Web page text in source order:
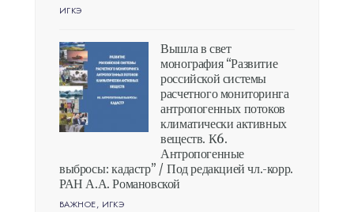
ИГКЭ
Вышла в свет
монография “Развитие
российской системы
расчетного мониторинга
антропогенных потоков
климатически активных
веществ. К6.
Антропогенные
выбросы: кадастр” / Под редакцией чл.-корр.
РАН А.А. Романовской
ВАЖНОЕ, ИГКЭ